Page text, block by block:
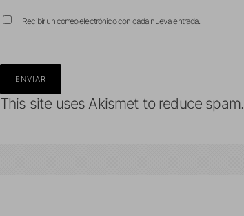
Recibir un correo electrónico con cada nueva entrada.
This site uses Akismet to reduce spam.